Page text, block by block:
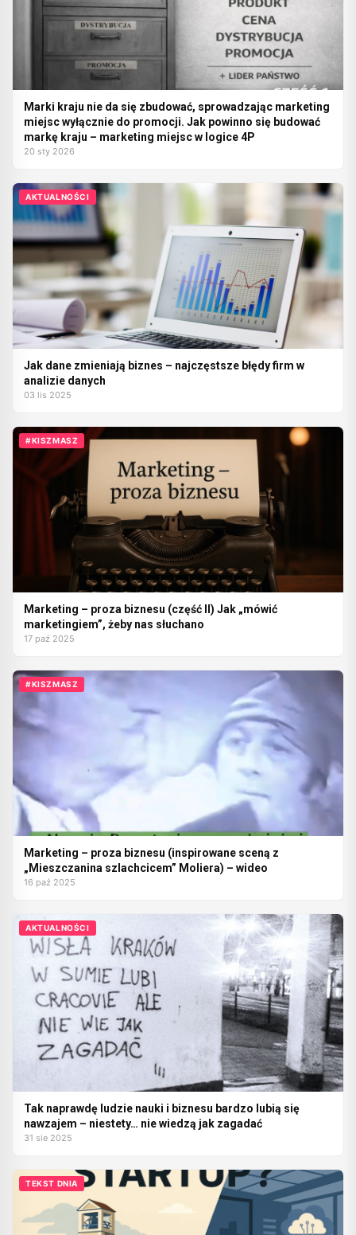
Marki kraju nie da się zbudować, sprowadzając marketing
miejsc wyłącznie do promocji. Jak powinno się budować
markę kraju – marketing miejsc w logice 4P
20 sty 2026
AKTUALNOŚCI
Jak dane zmieniają biznes – najczęstsze błędy firm w
analizie danych
03 lis 2025
#KISZMASZ
Marketing – proza biznesu (część II) Jak „mówić
marketingiem”, żeby nas słuchano
17 paź 2025
#KISZMASZ
Marketing – proza biznesu (inspirowane sceną z
„Mieszczanina szlachcicem” Moliera) – wideo
16 paź 2025
AKTUALNOŚCI
Tak naprawdę ludzie nauki i biznesu bardzo lubią się
nawzajem – niestety… nie wiedzą jak zagadać
31 sie 2025
TEKST DNIA